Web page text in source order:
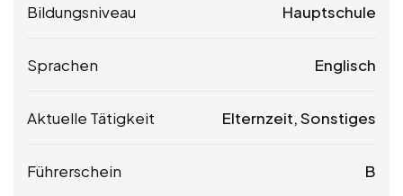
Bildungsniveau Hauptschule
Sprachen Englisch
Aktuelle Tätigkeit Elternzeit, Sonstiges
Führerschein B